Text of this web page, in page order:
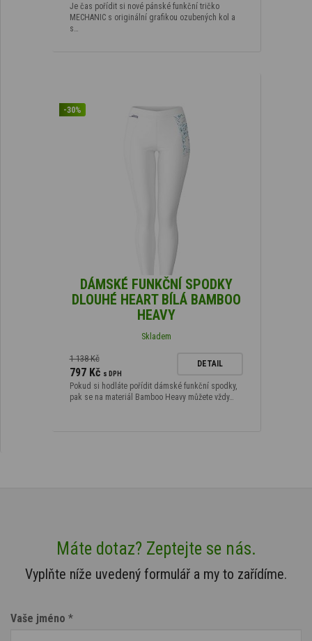
Je čas pořídit si nové pánské funkční tričko
MECHANIC s originální grafikou ozubených kol a
s…
-30%
DÁMSKÉ FUNKČNÍ SPODKY
DLOUHÉ HEART BÍLÁ BAMBOO
HEAVY
Skladem
1 138 Kč
797 Kč s DPH
DETAIL
Pokud si hodláte pořídit dámské funkční spodky,
pak se na materiál Bamboo Heavy můžete vždy…
Máte dotaz? Zeptejte se nás.
Vyplňte níže uvedený formulář a my to zařídíme.
Vaše jméno *